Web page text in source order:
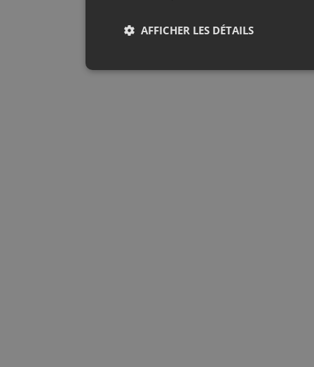
AFFICHER LES DÉTAILS